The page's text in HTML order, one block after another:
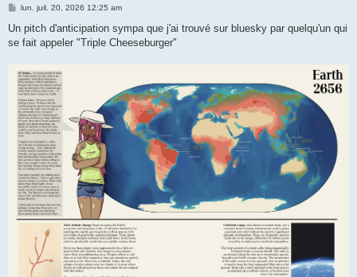
M
s
a
lun. juil. 20, 2026 12:25 am
Un pitch d'anticipation sympa que j'ai trouvé sur bluesky par quelqu'un qui
se fait appeler "Triple Cheeseburger"